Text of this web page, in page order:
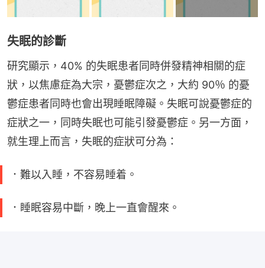
失眠的診斷
研究顯示，40% 的失眠患者同時併發精神相關的症
狀，以焦慮症為大宗，憂鬱症次之，大約 90％ 的憂
鬱症患者同時也會出現睡眠障礙。失眠可說憂鬱症的
症狀之一，同時失眠也可能引發憂鬱症。另一方面，
就生理上而言，失眠的症狀可分為：
．難以入睡，不容易睡着。
．睡眠容易中斷，晚上一直會醒來。